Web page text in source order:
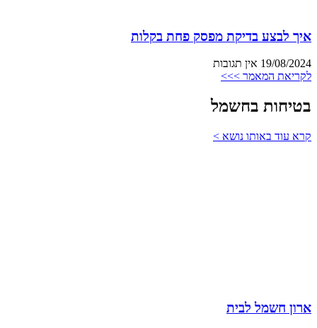
איך לבצע בדיקת מפסק פחת בקלות
19/08/2024 אין תגובות
לקריאת המאמר >>>
בטיחות בחשמל
קרא עוד באותו נושא >
ארון חשמל לבית